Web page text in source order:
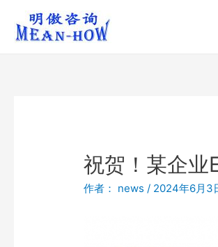
祝贺！某企业
作者： news / 2024年6月3